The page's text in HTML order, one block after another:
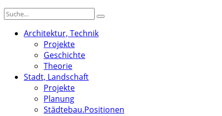
Architektur, Technik
Projekte
Geschichte
Theorie
Stadt, Landschaft
Projekte
Planung
Städtebau.Positionen